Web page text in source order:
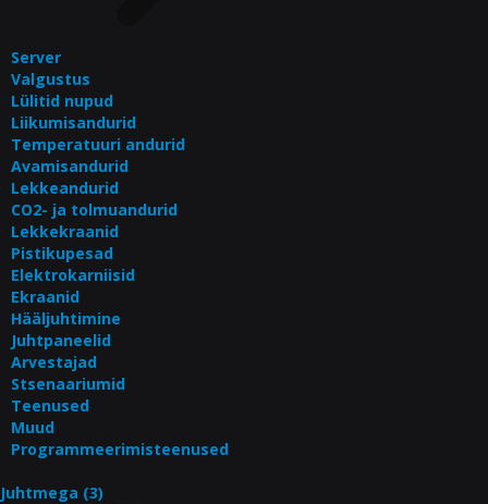
Server
Valgustus
Lülitid nupud
Liikumisandurid
Temperatuuri andurid
Avamisandurid
Lekkeandurid
CO2- ja tolmuandurid
Lekkekraanid
Pistikupesad
Elektrokarniisid
Ekraanid
Hääljuhtimine
Juhtpaneelid
Arvestajad
Stsenaariumid
Teenused
Muud
Programmeerimisteenused
Juhtmega (3)